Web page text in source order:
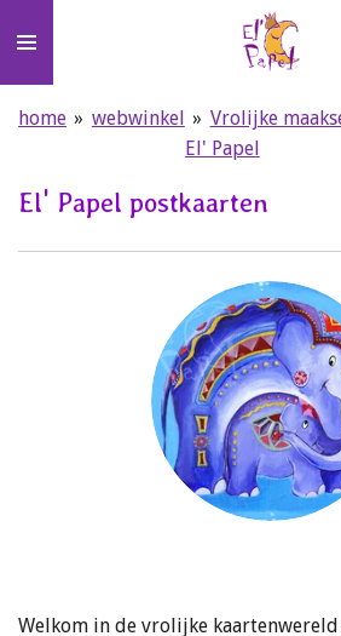
direct
naar
de
home » webwinkel » Vrolijke
El' Papel
El' Papel postkaarten
Welkom in de vrolijke kaartenwereld